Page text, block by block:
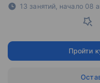
13 занятий, начало 08
Пройти